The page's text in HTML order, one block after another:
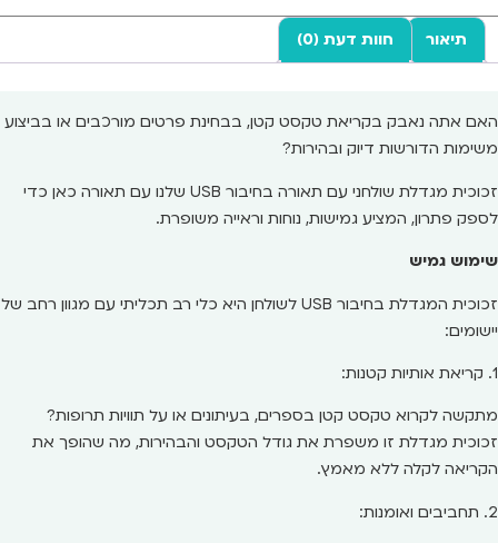
תיאור חוות דעת (0)
האם אתה נאבק בקריאת טקסט קטן, בבחינת פרטים מורכבים או בביצוע
משימות הדורשות דיוק ובהירות?
זכוכית מגדלת שולחני עם תאורה בחיבור USB שלנו עם תאורה כאן כדי
לספק פתרון, המציע גמישות, נוחות וראייה משופרת.
שימוש גמיש
זכוכית המגדלת בחיבור USB לשולחן היא כלי רב תכליתי עם מגוון רחב של
יישומים:
1. קריאת אותיות קטנות:
מתקשה לקרוא טקסט קטן בספרים, בעיתונים או על תוויות תרופות?
זכוכית מגדלת זו משפרת את גודל הטקסט והבהירות, מה שהופך את
הקריאה לקלה ללא מאמץ.
2. תחביבים ואומנות: